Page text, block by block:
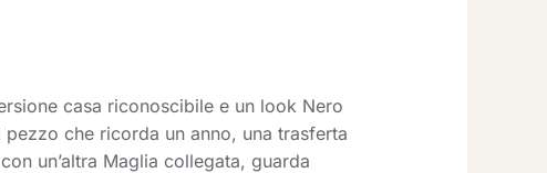
casa riconoscibile e un look Nero
che ricorda un anno, una trasferta
un’altra Maglia collegata, guarda